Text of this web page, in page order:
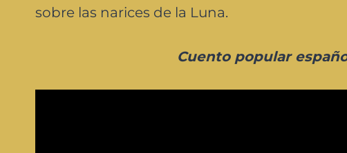
sobre las narices de la Luna.
Cuento popular